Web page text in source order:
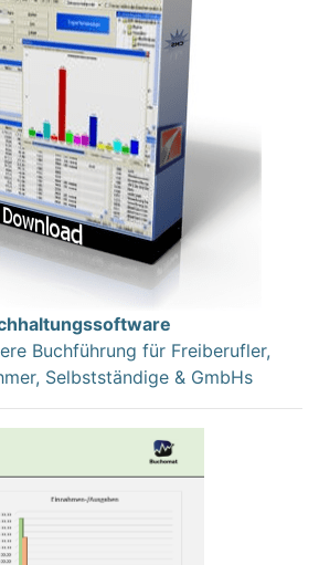
Buchführung für Freiberufler,
Selbstständige & GmbHs